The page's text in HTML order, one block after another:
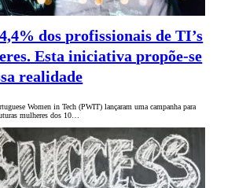
dos profissionais de TI’s
Esta iniciativa propõe-se
realidade
Women in Tech (PWIT) lançaram uma campanha para
mulheres dos 10…